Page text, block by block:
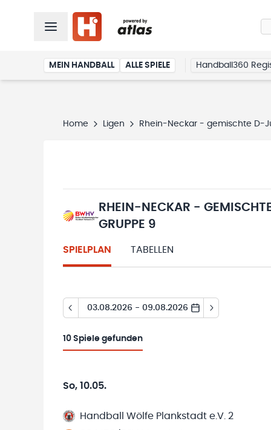
MEIN HANDBALL ALLE SPIELE Handball360
Home Ligen Rhein-Neckar - gemischte D-
RHEIN-NECKAR -
GRUPPE 9
SPIELPLAN TABELLEN
03.08.2026 - 09.08.2026
10 Spiele gefunden
So, 10.05.
Handball Wölfe Plankstadt e.V. 2